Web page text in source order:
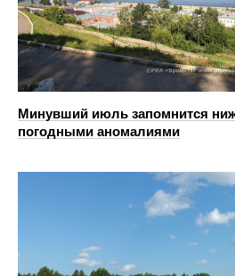
Минувший июль запомнится
погодными аномалиями